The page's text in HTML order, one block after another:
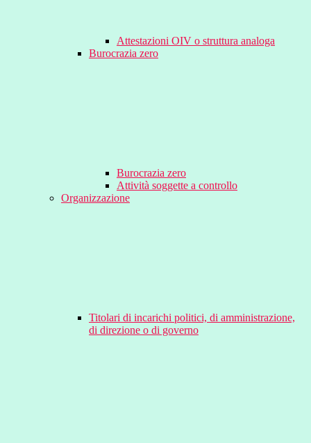
Attestazioni OIV o struttura analoga
Burocrazia zero
Burocrazia zero
Attività soggette a controllo
Organizzazione
Titolari di incarichi politici, di amministrazione,
di direzione o di governo